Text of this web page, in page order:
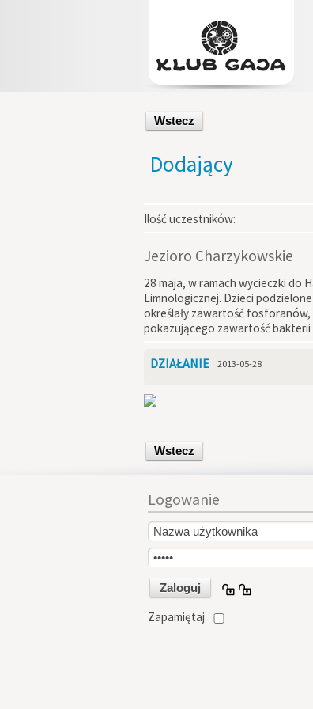
Wstecz
Dodający
Ilość uczestników:
Jezioro Charzykowskie
28 maja, w ramach wycieczki do
Limnologicznej. Dzieci
określały zawartość fosforanów,
pokazującego zawartość bakterii
DZIAŁANIE 2013-05-28
Wstecz
Logowanie
Zapamiętaj